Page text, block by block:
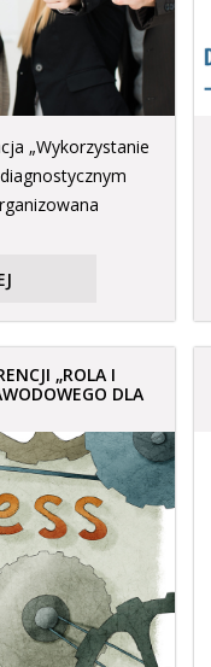
„Wykorzystanie
„ROLA I
DLA